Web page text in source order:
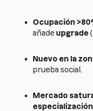
Ocupación
añade upgrade
Nuevo en la
prueba social.
Mercado
especialización